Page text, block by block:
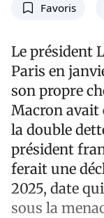
Favoris
Le président
Paris en
son propre
Macron avait
la double
président
ferait une
2025, date
sous la